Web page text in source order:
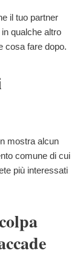
il tuo partner
qualche altro
cosa fare dopo.
mostra alcun
comune di cui
più interessati